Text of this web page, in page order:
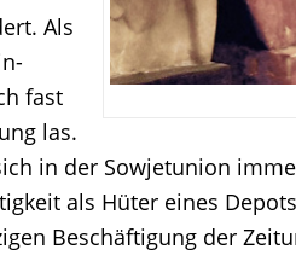
Als
fast
las.
in der Sowjetunion
als Hüter eines
Beschäftigung der